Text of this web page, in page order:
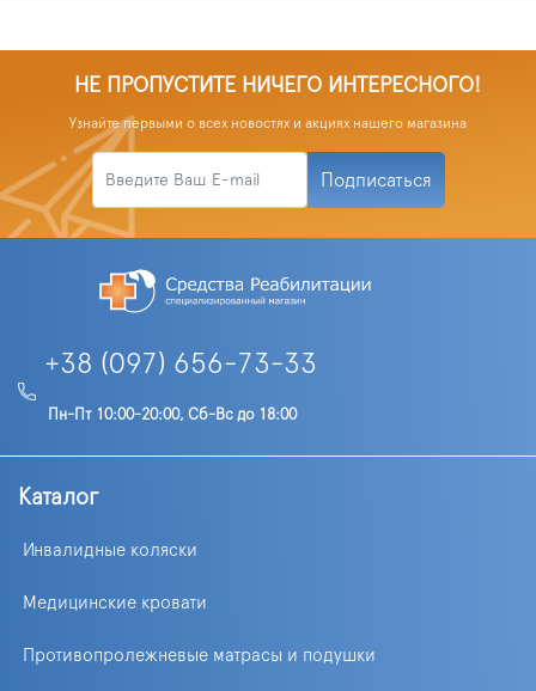
НЕ ПРОПУСТИТЕ НИЧЕГО ИНТЕРЕСНОГО!
Узнайте первыми о всех новостях и акциях нашего магазина
Подписаться
+38 (097) 656-73-33
Пн-Пт 10:00-20:00, Сб-Вс до 18:00
Каталог
Инвалидные коляски
Медицинские кровати
Противопролежневые матрасы и подушки